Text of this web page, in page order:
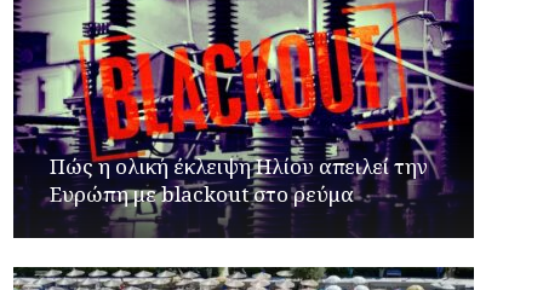
Πώς η ολική έκλειψη Ηλίου απειλεί την
Ευρώπη με blackout στο ρεύμα